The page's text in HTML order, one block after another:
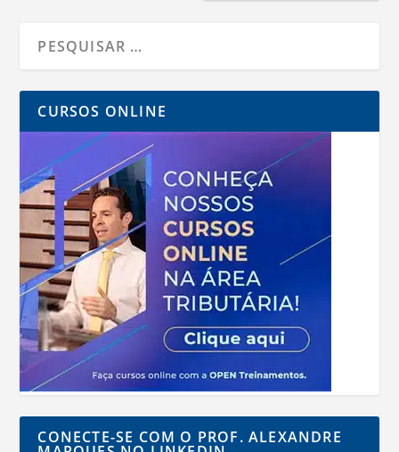
CURSOS ONLINE
CONECTE-SE COM O PROF. ALEXANDRE